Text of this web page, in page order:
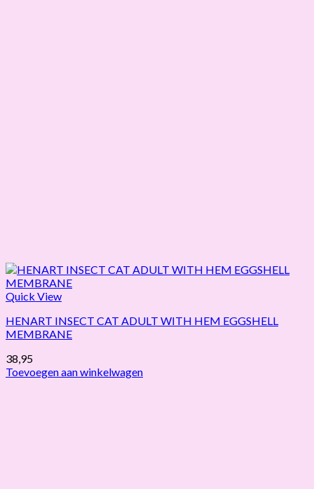
Quick View
HENART INSECT CAT ADULT WITH HEM EGGSHELL
MEMBRANE
38,95
Toevoegen aan winkelwagen